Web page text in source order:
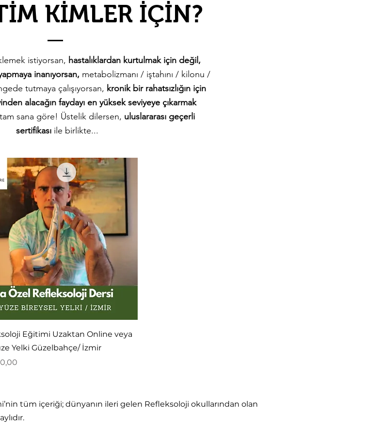
KİMLER İÇİN?
istiyorsan, hastalıklardan kurtulmak için değil,
inanıyorsan, metabolizmanı / iştahını / kilonu /
tutmaya çalışıyorsan, kronik bir rahatsızlığın için
alacağın faydayı en yüksek seviyeye çıkarmak
sana göre! Üstelik dilersen, uluslararası geçerli
sertifikası ile birlikte...
Hızlı Bakış
Eğitimi Uzaktan Online veya
Yelki Güzelbahçe/ İzmir
tüm içeriği; dünyanın ileri gelen Refleksoloji okullarından olan